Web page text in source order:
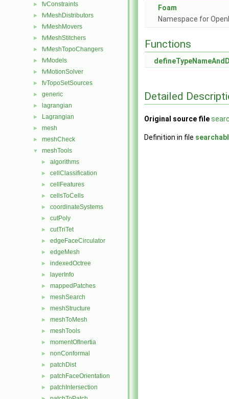
► fvConstraints
► fvMeshDistributors
► fvMeshMovers
► fvMeshStitchers
► fvMeshTopoChangers
► fvModels
► fvMotionSolver
► fvTopoSetSources
► generic
► lagrangian
► Lagrangian
► mesh
► meshCheck
▼ meshTools
► algorithms
► cellClassification
► cellFeatures
► cellsToCells
► coordinateSystems
► cutPoly
► cutTriTet
► edgeFaceCirculator
► edgeMesh
► indexedOctree
► layerInfo
► mappedPatches
► meshSearch
► meshStructure
► meshToMesh
► meshTools
► momentOfInertia
► nonConformal
► patchDist
► patchFaceOrientation
► patchIntersection
Foam
Namespace for
Functions
Detailed
Original source file
Definition in file